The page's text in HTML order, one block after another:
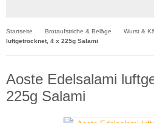
Startseite Brotaufstriche & Beläge Wurst &
luftgetrocknet, 4 x 225g Salami
Aoste Edelsalami
225g Salami